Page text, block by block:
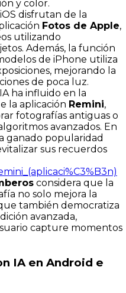
y color.
disfrutan de la
Fotos de Apple,
utilizando
Además, la función
de iPhone utiliza
mejorando la
de poca luz.
ha influido en la
la aplicación Remini,
fotografías antiguas o
avanzados. En
ganado popularidad
sus recuerdos
considera que la
no solo mejora la
también democratiza
avanzada,
capture momentos
IA en Android e